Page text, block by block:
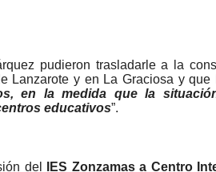
pudieron trasladarle a la
y en La Graciosa y que
en la medida que la
educativos”.
del IES Zonzamas a Centro